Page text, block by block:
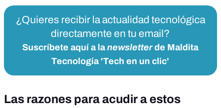
¿Quieres recibir la actualidad tecnológica
directamente en tu email?
Suscríbete aquí a lanewsletterde Maldita
Tecnología 'Tech en un clic'
Las razones para acudir a estos